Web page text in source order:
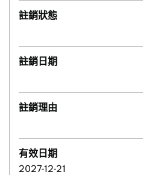
註銷狀態
註銷日期
註銷理由
有效日期
2027-12-21